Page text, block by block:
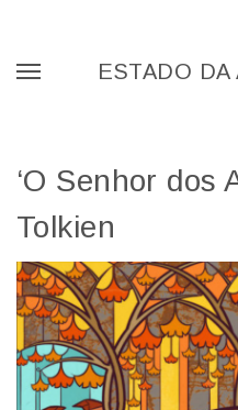
Mostrar
ESTADO DA
‘O Senhor dos
Tolkien